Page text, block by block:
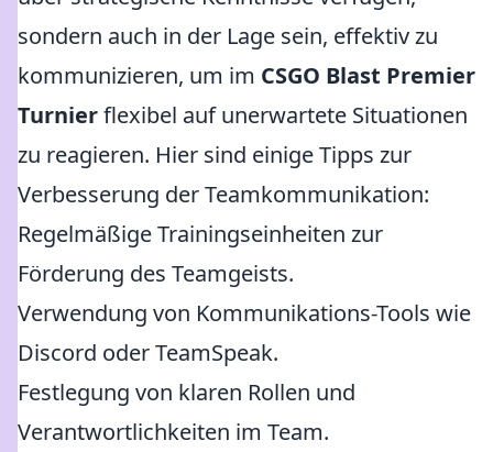
sondern auch in der Lage sein, effektiv zu
kommunizieren, um im CSGO Blast Premier
Turnierflexibel auf unerwartete Situationen
zu reagieren. Hier sind einige Tipps zur
Verbesserung der Teamkommunikation:
Regelmäßige Trainingseinheiten zur
Förderung des Teamgeists.
Verwendung von Kommunikations-Tools wie
Discord oder TeamSpeak.
Festlegung von klaren Rollen und
Verantwortlichkeiten im Team.